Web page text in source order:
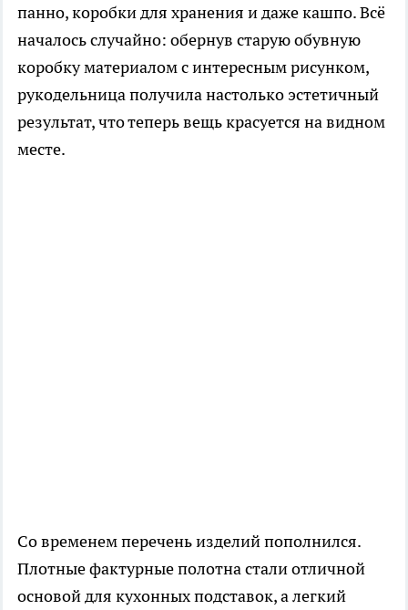
панно, коробки для хранения и даже кашпо. Всё
началось случайно: обернув старую обувную
коробку материалом с интересным рисунком,
рукодельница получила настолько эстетичный
результат, что теперь вещь красуется на видном
месте.
Со временем перечень изделий пополнился.
Плотные фактурные полотна стали отличной
основой для кухонных подставок, а легкий